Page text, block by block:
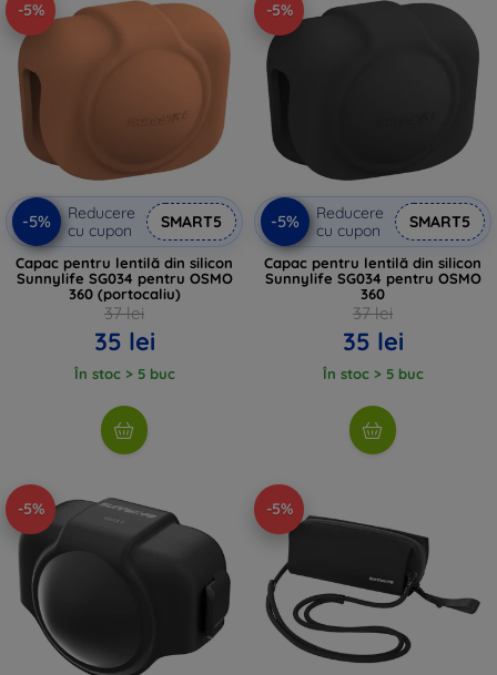
-5%
-5%
Reducere
cu cupon
SMART5
Capac pentru lentilă din silicon
Sunnylife SG034 pentru OSMO
360 (portocaliu)
37 lei
35 lei
În stoc > 5 buc
-5%
-5%
Reducere
cu cupon
SMART5
Capac pentru lentilă din silicon
Sunnylife SG034 pentru OSMO
360
37 lei
35 lei
În stoc > 5 buc
-5% -5%